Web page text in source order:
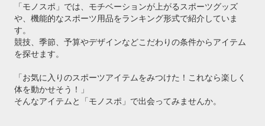
「モノスポ」では、モチベーションが上がるスポーツグッズ
や、機能的なスポーツ用品をランキング形式で紹介していま
す。
競技、季節、予算やデザインなどこだわりの条件からアイテム
を探せます。
「お気に入りのスポーツアイテムをみつけた！これなら楽しく
体を動かせそう！」
そんなアイテムと「モノスポ」で出会ってみませんか。